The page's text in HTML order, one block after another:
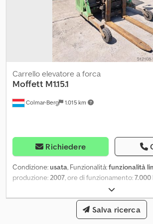
Colmar-Berg 1.015 km
Carrello elevatore a forca
Moffett M1.15.1
Richiedere
Condizione:usata, Funzionalità:funzionalità
produzione:2007, ore di funzionamento:7.000
3.000 mm
tipo di carburante:diesel, tipo di montante:
, potenza:19,49 kW
, tipo di ingranaggio:
Salva ricerca